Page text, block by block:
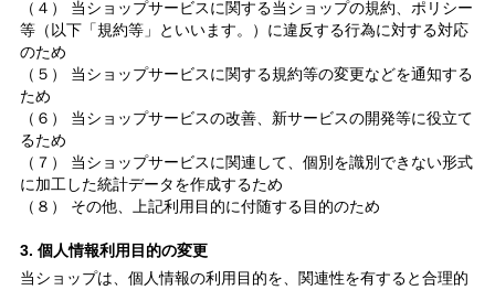
（４） 当ショップサービスに関する当ショップの規約、ポリシー
等（以下「規約等」といいます。）に違反する行為に対する対応
のため
（５） 当ショップサービスに関する規約等の変更などを通知する
ため
（６） 当ショップサービスの改善、新サービスの開発等に役立て
るため
（７） 当ショップサービスに関連して、個別を識別できない形式
に加工した統計データを作成するため
（８） その他、上記利用目的に付随する目的のため
3. 個人情報利用目的の変更
当ショップは、個人情報の利用目的を、関連性を有すると合理的